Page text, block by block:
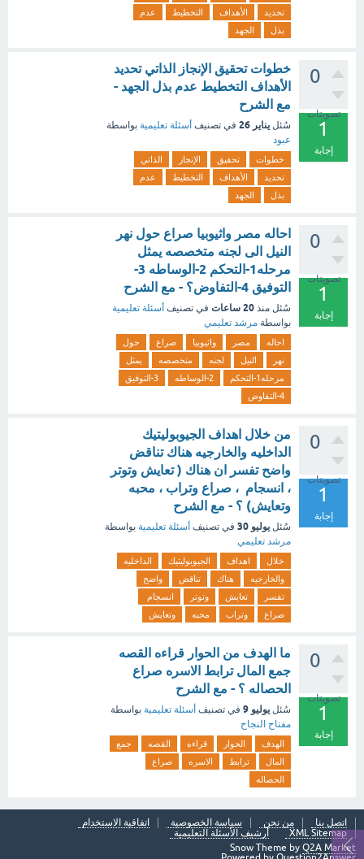
تحديد
الأهداف التخطيط
عدم
بذل
الجهد
0
تصويتات
1
إجابة
خطوات تحقيق الإنجاز الذاتي تحديد
الأهداف التخطيط عدم بذل الجهد -
مع الشرح
سُئل يناير 26 في تصنيف أسئلة تعليمية بواسطة
عبود
خطوات تحقيق الإنجاز
الذاتي
تحديد
الأهداف التخطيط
عدم
بذل
الجهد
0
تصويتات
1
إجابة
احاله مصر واثيوبيا صراع حول نهر
النيل الى لجنه متخصصه يمثل
مرحله1-التحكم 2-الوساطه 3-
التوفيق 4-التفاوض؟ - مع الشرح
سُئل منذ 20 ساعات في تصنيف أسئلة تعليمية
بواسطة مرشد تعليمي
احاله مصر واثيوبيا صراع
حول
نهر
النيل لجنه متخصصه
يمثل
مرحله1-التحكم
2-الوساطه
3-التوفيق
4-التفاوض
0
تصويتات
1
إجابة
من خلال اهداف الجيوبوليتيك
الداخليه والخارجيه هناك تناقض
واضح تفسر ان هناك ( تعايش وتوتر
، انسجام ، صراع وتراب ، محبه
وتعايش) ؟ - مع الشرح
سُئل يوليو 30 في تصنيف أسئلة تعليمية بواسطة
مرشد تعليمي
خلال اهداف الجيوبوليتيك
الداخليه
والخارجيه
هناك تناقض
واضح
تفسر
تعايش وتوتر
انسجام
صراع
وتراب محبه وتعايش
0
تصويتات
1
إجابة
ما الهدف من الحوار قراءه القصه
جمع المال ترابط الاسره صراع
الحصاله ؟ - مع الشرح
سُئل يوليو 9 في تصنيف أسئلة تعليمية بواسطة
مفتاح النجاح
الهدف الحوار قراءه القصه
جمع
المال
ترابط الاسره
صراع
الحصاله
اتصل بنا من نحن سياسة الخصوصية
اتفاقية الاستخدام
XML Sitemap
أرشيف الأسئلة التعليمية
Snow Theme by Q2A Market